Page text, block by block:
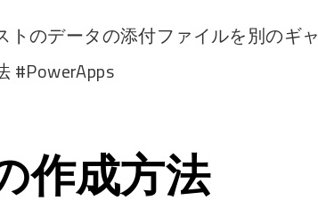
トのデータの添付ファイルを別のギ
#PowerApps
作成方法